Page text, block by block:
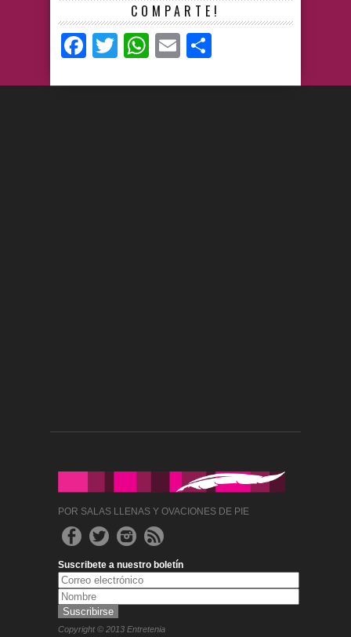
COMPARTE!
Facebook
TwitterWhatsApp
Email
POR SALAS LLENAS Y OVACIONES DE PIE
Suscribete a nuestro boletín
Copyright © 2013 Entretenia